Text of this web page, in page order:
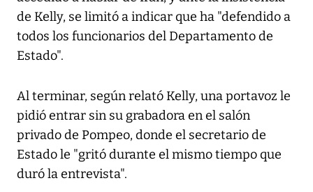
de Kelly, se limitó a indicar que ha "defendido a
todos los funcionarios del Departamento de
Estado".
Al terminar, según relató Kelly, una portavoz le
pidió entrar sin su grabadora en el salón
privado de Pompeo, donde el secretario de
Estado le "gritó durante el mismo tiempo que
duró la entrevista".